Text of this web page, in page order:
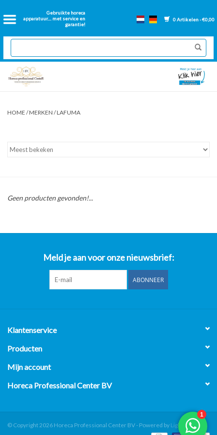
Gebruikte horeca
apparatuur.... met service en
garantie!
0 Artikelen - €0,00
Home
2dehands Horeca
Nieuwe apparatuur
Onderdelen bakwanden
Over ons
HOME /MERKEN /LAFUMA
Geen producten gevonden!...
Meld je aan voor onze nieuwsbrief:
ABONNEER
Klantenservice
Producten
Mijn account
Horeca Professional Center BV
© Copyright 2026 Horeca Professional Center BV - Powered by Lightspeed